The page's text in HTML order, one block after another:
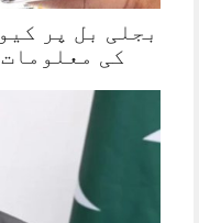
بجلی بل پر
کی